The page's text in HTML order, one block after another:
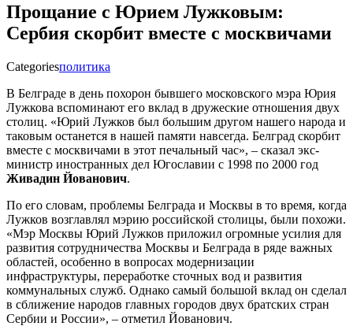
Прощание с Юрием Лужковым:
Сербия скорбит вместе с москвичами
Categoriesполитика
В Белграде в день похорон бывшего московского мэра Юрия
Лужкова вспоминают его вклад в дружеские отношения двух
столиц. «Юрий Лужков был большим другом нашего народа и
таковым останется в нашей памяти навсегда. Белград скорбит
вместе с москвичами в этот печальный час», – сказал экс-
министр иностранных дел Югославии с 1998 по 2000 год
Живадин Йованович.
По его словам, проблемы Белграда и Москвы в то время, когда
Лужков возглавлял мэрию российской столицы, были похожи.
«Мэр Москвы Юрий Лужков приложил огромные усилия для
развития сотрудничества Москвы и Белграда в ряде важных
областей, особенно в вопросах модернизации
инфраструктуры, переработке сточных вод и развития
коммунальных служб. Однако самый большой вклад он сделал
в сближение народов главных городов двух братских стран
Сербии и России», – отметил Йованович.